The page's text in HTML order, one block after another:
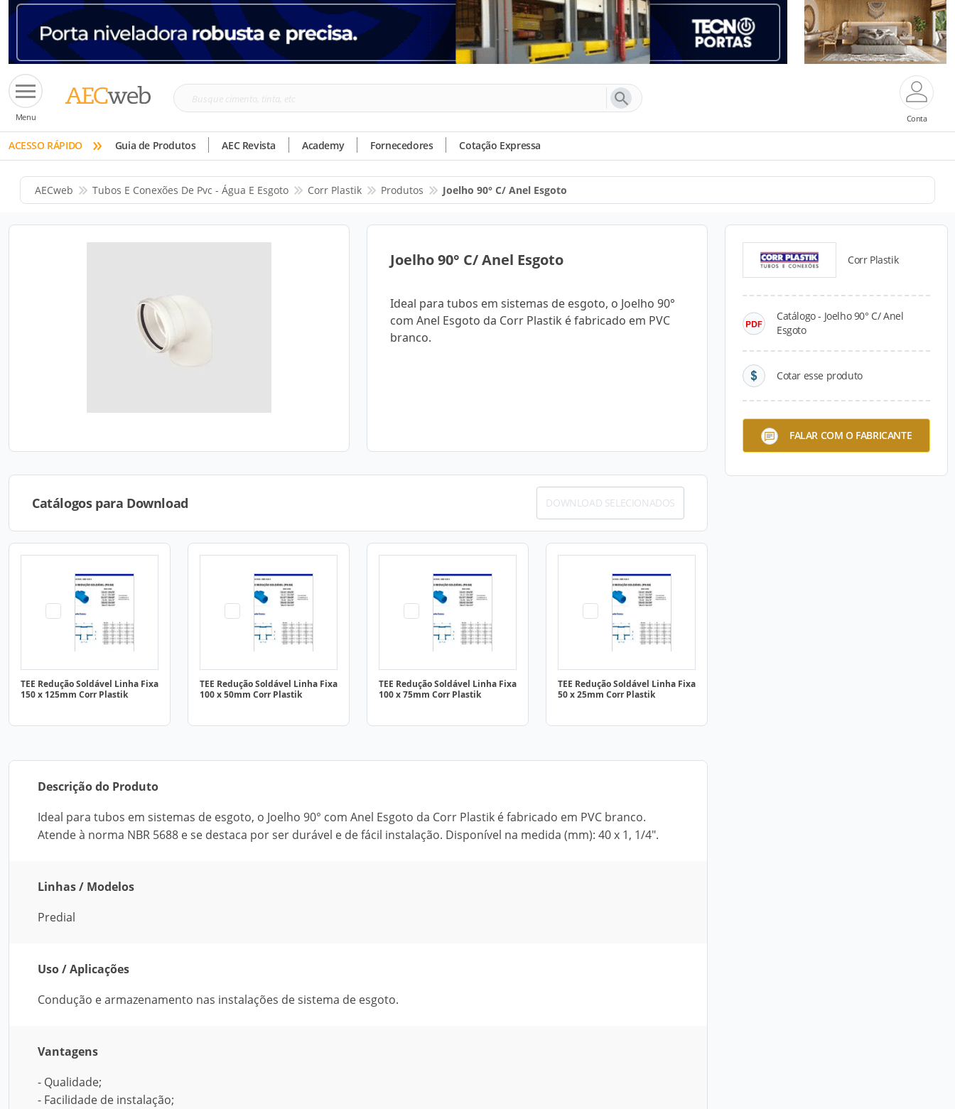
Menu
Busque
tinta,
etc
Conta
ACESSO RÁPIDO » Guia de Produtos AEC Revista Academy Fornecedores Cotação Expressa
AECweb Tubos E Conexões De Pvc - Água E Esgoto Corr Plastik Produtos Joelho 90° C/ Anel Esgoto
Joelho 90° C/ Anel Esgoto
Ideal para tubos em sistemas de esgoto, o Joelho 90°
com Anel Esgoto da Corr Plastik é fabricado em PVC
branco.
Corr Plastik
Catálogo - Joelho 90° C/ Anel
Esgoto
Cotar esse produto
FALAR COM O FABRICANTE
Catálogos para Download DOWNLOAD SELECIONADOS
TEE Redução Soldável Linha Fixa
150 x 125mm Corr Plastik
TEE Redução Soldável Linha Fixa
100 x 50mm Corr Plastik
TEE Redução Soldável Linha Fixa
100 x 75mm Corr Plastik
TEE Redução Soldável Linha Fixa
50 x 25mm Corr Plastik
Descrição do Produto
Ideal para tubos em sistemas de esgoto, o Joelho 90° com Anel Esgoto da Corr Plastik é fabricado em PVC branco.
Atende à norma NBR 5688 e se destaca por ser durável e de fácil instalação. Disponível na medida (mm): 40 x 1, 1/4".
Linhas / Modelos
Predial
Uso / Aplicações
Condução e armazenamento nas instalações de sistema de esgoto.
Vantagens
- Qualidade;
- Facilidade de instalação;